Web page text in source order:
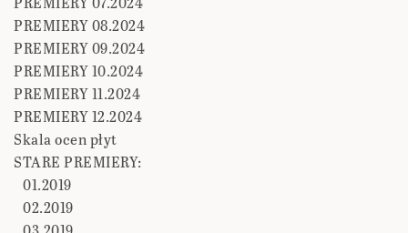
PREMIERY 08.2024
PREMIERY 09.2024
PREMIERY 10.2024
PREMIERY 11.2024
PREMIERY 12.2024
Skala ocen płyt
STARE PREMIERY:
01.2019
02.2019